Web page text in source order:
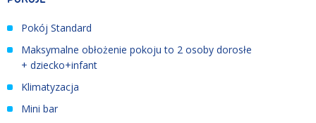
Pokój Standard
Maksymalne obłożenie pokoju to 2 osoby dorosłe
+ dziecko+infant
Klimatyzacja
Mini bar